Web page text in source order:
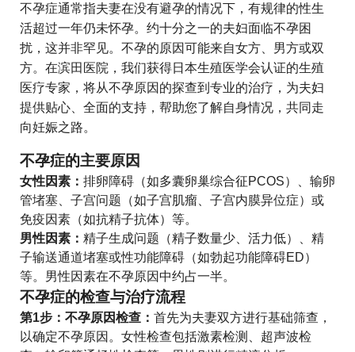
不孕症通常指夫妻在没有避孕的情况下，有规律的性生
活超过一年仍未怀孕。约十分之一的夫妇面临不孕困
扰，这并非罕见。不孕的原因可能来自女方、男方或双
方。在滨田医院，我们获得日本生殖医学会认证的生殖
医疗专家，将从不孕原因的探查到专业的治疗，为夫妇
提供贴心、全面的支持，帮助您了解自身情况，共同走
向妊娠之路。
不孕症的主要原因
女性因素： 排卵障碍（如多囊卵巢综合征PCOS）、输卵
管堵塞、子宫问题（如子宫肌瘤、子宫内膜异位症）或
免疫因素（如抗精子抗体）等。
男性因素： 精子生成问题（精子数量少、活力低）、精
子输送通道堵塞或性功能障碍（如勃起功能障碍ED）
等。男性因素在不孕原因中约占一半。
不孕症的检查与治疗流程
第1步：不孕原因检查： 首先为夫妻双方进行基础筛查，
以确定不孕原因。女性检查包括激素检测、超声波检